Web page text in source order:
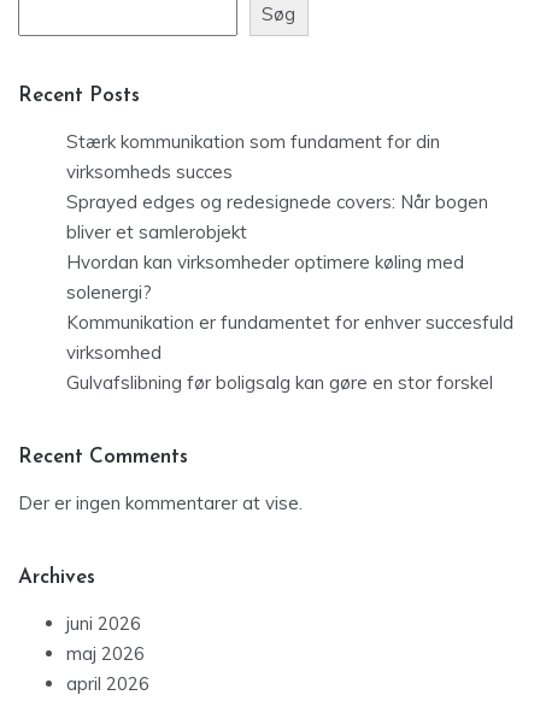
Søg
Recent Posts
Stærk kommunikation som fundament for din
virksomheds succes
Sprayed edges og redesignede covers: Når bogen
bliver et samlerobjekt
Hvordan kan virksomheder optimere køling med
solenergi?
Kommunikation er fundamentet for enhver succesfuld
virksomhed
Gulvafslibning før boligsalg kan gøre en stor forskel
Recent Comments
Der er ingen kommentarer at vise.
Archives
juni 2026
maj 2026
april 2026